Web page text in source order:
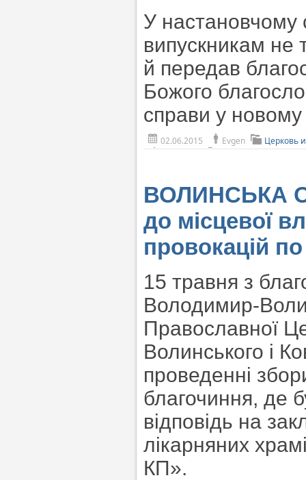
У настановчому
випускникам не
й передав
Божого
справи у
02.06.2015 Evgen Церковь
ВОЛИНСЬКА
до місцевої
провокацій
15 травня з
Володимир-
Православної
Волинського і
проведенні
благочиння, де
відповідь на
лікарняних
КП».